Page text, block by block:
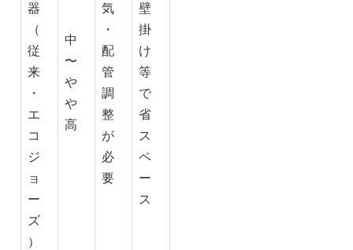
器
（
従
来
・
エ
コ
ジ
ョ
ー
ズ
）
中
〜
や
や
高
気
・
配
管
調
整
が
必
要
壁
掛
け
等
で
省
ス
ペ
ー
ス